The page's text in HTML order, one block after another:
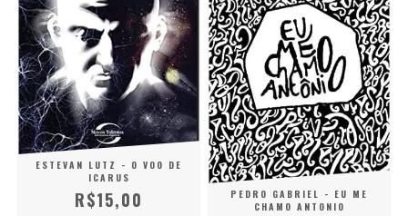
ESTEVAN LUTZ - O VOO DE
ICARUS
R$15,00
PEDRO GABRIEL - EU ME
CHAMO ANTONIO